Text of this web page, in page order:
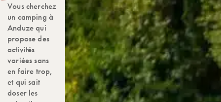
Vous cherchez
un camping à
Anduze qui
propose des
activités
variées sans
en faire trop,
et qui sait
doser les